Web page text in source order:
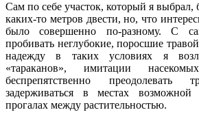
Сам по себе участок, который я
каких-то метров двести, но, что
было совершенно по-разному. С
пробивать неглубокие, поросшие
надежду в таких условиях я
«тараканов», имитации
беспрепятственно
задерживаться в местах
прогалах между растительностью.